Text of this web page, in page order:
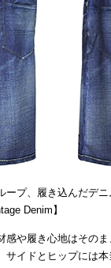
ープ、履き込んだデ
Denim】
感や履き心地はそのま
サイドとヒップには